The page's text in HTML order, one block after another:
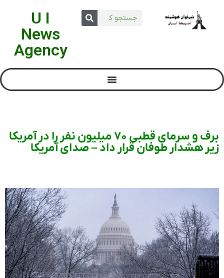
U I
News
Agency
برف و سرمای قطبی ۷۰ میلیون نفر را در آمریکا
زیر هشدار طوفان قرار داد – صدای آمریکا